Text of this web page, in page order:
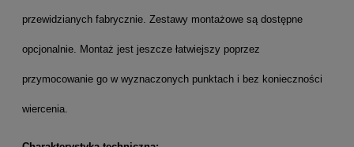
przewidzianych fabrycznie. Zestawy montażowe są dostępne
opcjonalnie. Montaż jest jeszcze łatwiejszy poprzez
przymocowanie go w wyznaczonych punktach i bez konieczności
wiercenia.